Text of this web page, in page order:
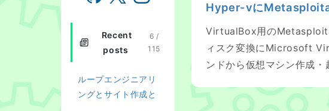
Recent
posts
6 /
115
ループエンジニアリ
ングとサイト作成と
Hyper-vに
VirtualBox用の
ィスク変換にMicrosoft
ンドから仮想マシン作成・